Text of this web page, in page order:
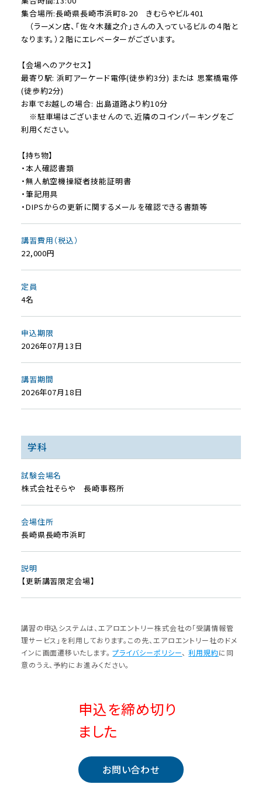
集合場所:長崎県長崎市浜町8-20 きむらやビル401
（ラーメン店、「佐々木麺之介」さんの入っているビルの４階と
なります。）２階にエレベーターがございます。
【会場へのアクセス】
最寄り駅: 浜町アーケード電停(徒歩約3分) または 思案橋電停
(徒歩約2分)
お車でお越しの場合: 出島道路より約10分
※駐車場はございませんので、近隣のコインパーキングをご
利用ください。
【持ち物】
・本人確認書類
・無人航空機操縦者技能証明書
・筆記用具
・DIPSからの更新に関するメールを確認できる書類等
講習費用（税込）
22,000円
定員
4名
申込期限
2026年07月13日
講習期間
2026年07月18日
学科
試験会場名
株式会社そらや 長崎事務所
会場住所
長崎県長崎市浜町
説明
【更新講習限定会場】
講習の申込システムは、エアロエントリー株式会社の「受講情報管
理サービス」を利⽤しております。この先、エアロエントリー社のドメ
インに画⾯遷移いたします。 プライバシーポリシー、利⽤規約に同
意のうえ、予約にお進みください。
申込を締め切り
ました
お問い合わせ